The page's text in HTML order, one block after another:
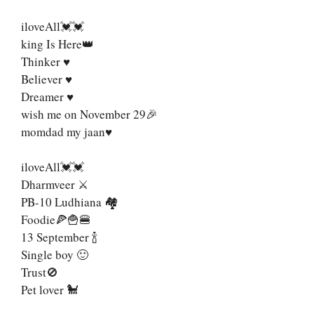
iloveAll💓💓
king Is Here👑
Thinker ♥️
Believer ♥️
Dreamer ♥️
wish me on November 29🎉
momdad my jaan♥️
iloveAll💓💓
Dharmveer ⚔️
PB-10 Ludhiana 🏘️
Foodie🍕🍟🍔
13 September 🍾
Single boy 🙂
Trust🚫
Pet lover 🐩